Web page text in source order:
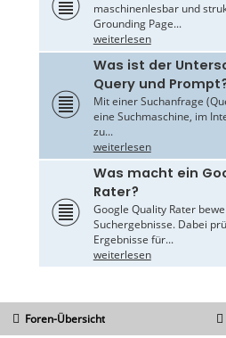
maschinenlesbar und
Grounding Page...
weiterlesen
Was ist der
Query und
Mit einer Suchanfrage
eine Suchmaschine, im
zu...
weiterlesen
Was macht ein
Rater?
Google Quality Rater
Suchergebnisse. Dabei
Ergebnisse für...
weiterlesen
Foren-Übersicht